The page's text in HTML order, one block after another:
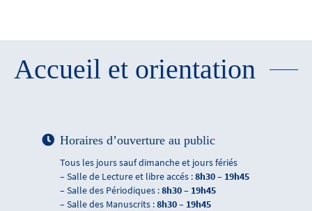
Accueil et orientation
Horaires d’ouverture au public
Tous les jours sauf dimanche et jours fériés
– Salle de Lecture et libre accés :8h30 – 19h45
– Salle des Périodiques :8h30 – 19h45
– Salle des Manuscrits :8h30 – 19h45